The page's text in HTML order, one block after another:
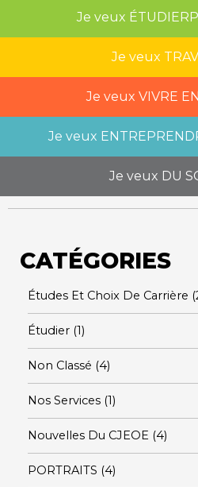
Je veux ÉTUDIER
Je veux
Je veux VIVRE
Je veux
Je veux DU
CATÉGORIES
Études Et Choix De Carrière
Étudier (1)
Non Classé (4)
Nos Services (1)
Nouvelles Du CJEOE (4)
PORTRAITS (4)